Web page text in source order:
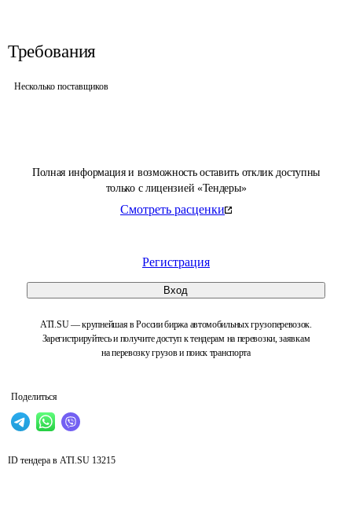
Полная информация и возможность оставить отклик доступны
только с лицензией «Тендеры»
Смотреть расценки
Регистрация
Вход
ATI.SU — крупнейшая в России биржа автомобильных грузоперевозок.
Зарегистрируйтесь и получите доступ к тендерам на перевозки, заявкам
на перевозку грузов и поиск транспорта
Поделиться
Требования
Несколько поставщиков
ID тендера в ATI.SU 13215